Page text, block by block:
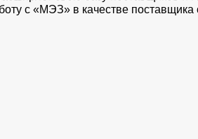
с «МЭЗ» в качестве